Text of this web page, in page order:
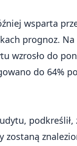
wsparta
prognoz. Na
wzrosło do
do 64% po
podkreślił,
zostaną